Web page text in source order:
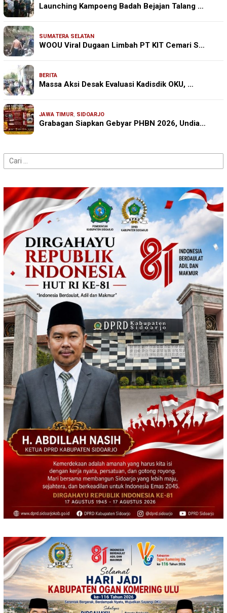
Launching Kampoeng Badah Bejajan Talang …
SUMATERA SELATAN
WOOU Viral Dugaan Limbah PT KIT Cemari S…
BERITA
Massa Aksi Desak Evaluasi Kadisdik OKU, …
JAWA TIMUR, SIDOARJO
Grabagan Siapkan Gebyar PHBN 2026, Undia…
Cari
untuk: